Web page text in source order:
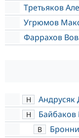
Третьяков
Угрюмов
Фаррахов
Н Андрусяк
Н
В